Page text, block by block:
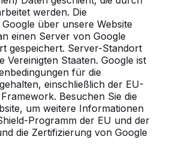
werden. Die
über unsere Website
einen Server von Google
gespeichert. Server-Standort
Vereinigten Staaten. Google ist
für die
einschließlich der EU-
Besuchen Sie die
um weitere Informationen
Programm der EU und der
die Zertifizierung von Google
wir Ihnen noch
Hausmeister und die
von dem Fahrer
Ruhe, Übersicht und
Schulhof befahren hat,
und an Ort und
andere Erfahrungen
Kurz und Gut , wir sind
sicher
finden Sie in ganz Europa
Sehen Sie hier, wo Sie
in Ihrer Nähe finden.